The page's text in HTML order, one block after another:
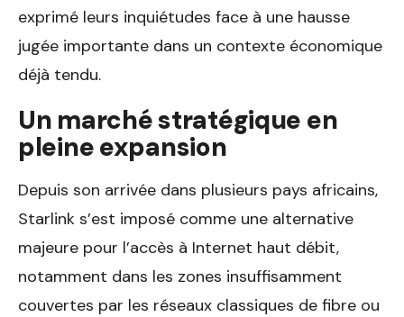
exprimé leurs inquiétudes face à une hausse
jugée importante dans un contexte économique
déjà tendu.
Un marché stratégique en
pleine expansion
Depuis son arrivée dans plusieurs pays africains,
Starlink s’est imposé comme une alternative
majeure pour l’accès à Internet haut débit,
notamment dans les zones insuffisamment
couvertes par les réseaux classiques de fibre ou